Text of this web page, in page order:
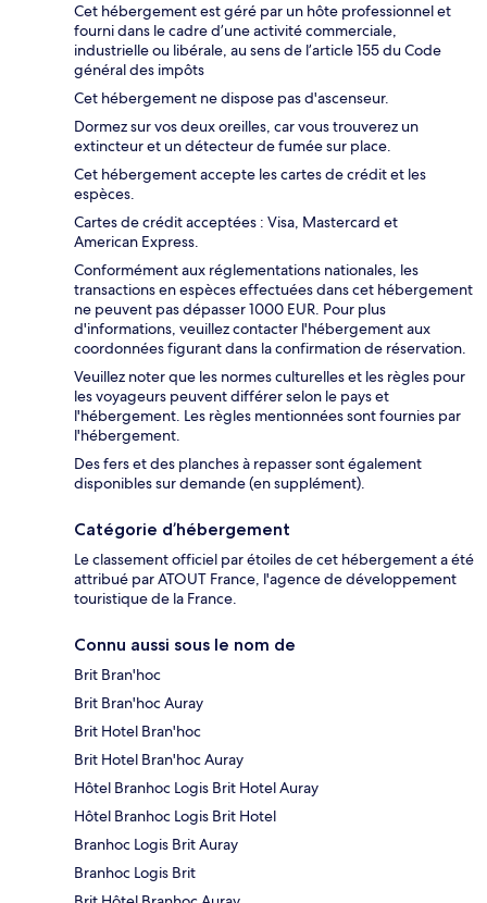
Cet hébergement est géré par un hôte professionnel et
fourni dans le cadre d’une activité commerciale,
industrielle ou libérale, au sens de l’article 155 du Code
général des impôts
Cet hébergement ne dispose pas d'ascenseur.
Dormez sur vos deux oreilles, car vous trouverez un
extincteur et un détecteur de fumée sur place.
Cet hébergement accepte les cartes de crédit et les
espèces.
Cartes de crédit acceptées : Visa, Mastercard et
American Express.
Conformément aux réglementations nationales, les
transactions en espèces effectuées dans cet hébergement
ne peuvent pas dépasser 1000 EUR. Pour plus
d'informations, veuillez contacter l'hébergement aux
coordonnées figurant dans la confirmation de réservation.
Veuillez noter que les normes culturelles et les règles pour
les voyageurs peuvent différer selon le pays et
l'hébergement. Les règles mentionnées sont fournies par
l'hébergement.
Des fers et des planches à repasser sont également
disponibles sur demande (en supplément).
Catégorie d’hébergement
Le classement officiel par étoiles de cet hébergement a été
attribué par ATOUT France, l'agence de développement
touristique de la France.
Connu aussi sous le nom de
Brit Bran'hoc
Brit Bran'hoc Auray
Brit Hotel Bran'hoc
Brit Hotel Bran'hoc Auray
Hôtel Branhoc Logis Brit Hotel Auray
Hôtel Branhoc Logis Brit Hotel
Branhoc Logis Brit Auray
Branhoc Logis Brit